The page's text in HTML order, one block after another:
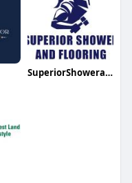
SuperiorShowerandFlooring